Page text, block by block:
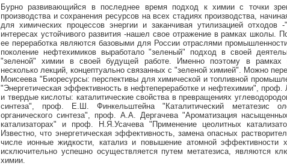
Бурно развивающийся в последнее время подход к химии с точки
производства и сохранения ресурсов на всех стадиях производства,
для химических процессов энергии и заканчивая утилизацией
интересах устойчивого развития -нашел свое отражение в рамках школы.
ее переработка являются базовыми для России отраслями
поколение нефтехимиков выработало "зеленый" подход в своей
"зеленой" химии в своей будущей работе. Именно поэтому в рамках
несколько лекций, концептуально связанных с "зеленой химией". Можно
Моисеева "Биоресурсы: перспективы для химической и топливной
"Энергетическая эффективность в нефтепереработке и нефтехимии",
и твердые кислоты: каталитические свойства в превращениях
синтеза", проф. Е.Ш. Финкельштейна "Каталитический метатезис
органического синтеза", проф. А.А. Дергачева "Ароматизация
катализаторах" и проф. Н.Я.Усачева "Применение цеолитных
Известно, что энергетическая эффективность, замена опасных
числе ионные жидкости, катализ и повышение атомной эффективности
исключительно успешно осуществляется путем метатезиса, являются
химии.